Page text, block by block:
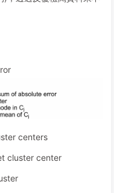
centers
cluster center